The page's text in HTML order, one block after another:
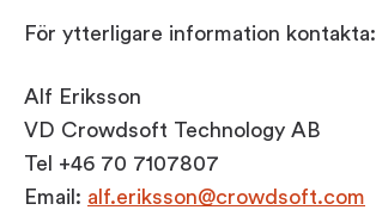
För ytterligare information kontakta:
Alf Eriksson
VD Crowdsoft Technology AB
Tel +46 70 7107807
Email: alf.eriksson@crowdsoft.com